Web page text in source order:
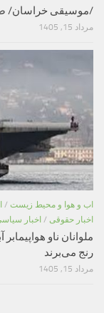
/موسیقی خراسان/
مرداد 15, 1405
اب و هوا و محیط زیست /
اخبار حقوقی / اخبار
ملوانان ناو
رنج می‌برند
مرداد 15, 1405